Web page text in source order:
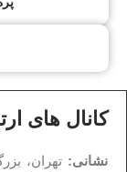
کانال های
نشانی: تهران،